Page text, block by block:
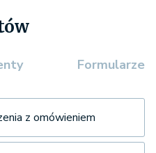
Formularze
z omówieniem